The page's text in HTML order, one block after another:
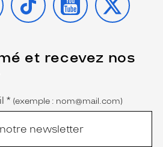
et recevez nos
* (exemple : nom@mail.com)